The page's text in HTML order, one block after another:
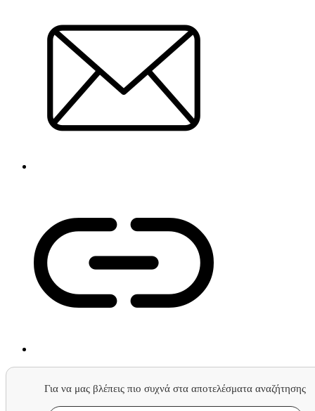
Για να μας βλέπεις πιο συχνά στα αποτελέσματα αναζήτησης